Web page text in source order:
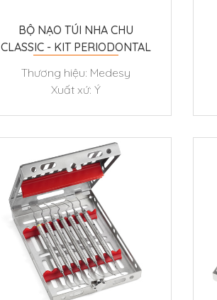
BỘ NẠO TÚI NHA CHU
CLASSIC - KIT PERIODONTAL
Thương hiệu: Medesy
Xuất xứ: Ý